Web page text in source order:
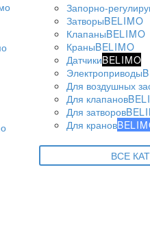
Запорно-
ЗатворыBELIMO
КлапаныBELIMO
КраныBELIMO
ДатчикиBELIMO
Электроприводы
Для воздушных
Для клапанов
Для затворов
Для кранов
ВСЕ